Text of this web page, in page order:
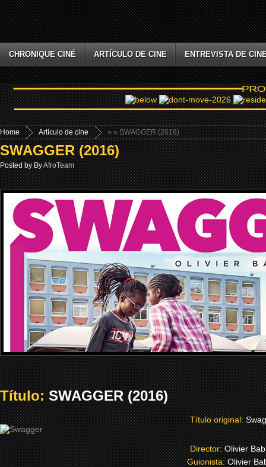
CHRONIQUE CINÉ ARTÍCULO DE CINE ENTREVISTA DE
Home »
Artículo de cine » SWAGGER (2016)
SWAGGER (2016)
Posted by ByAfroTeam
Título:SWAGGER (2016)
Título original:
Director:Olivier
Guionista:Olivier